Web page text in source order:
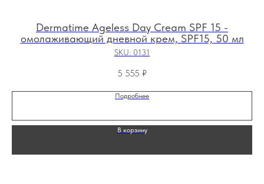
Dermatime Ageless Day Cream SPF 15 -
омолаживающий дневной крем, SPF15, 50 мл
SKU: 0131
5 555 ₽
Подробнее
В корзину